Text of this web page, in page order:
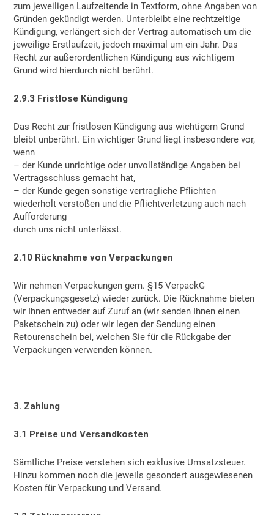
zum jeweiligen Laufzeitende in Textform, ohne Angaben von
Gründen gekündigt werden. Unterbleibt eine rechtzeitige
Kündigung, verlängert sich der Vertrag automatisch um die
jeweilige Erstlaufzeit, jedoch maximal um ein Jahr. Das
Recht zur außerordentlichen Kündigung aus wichtigem
Grund wird hierdurch nicht berührt.
2.9.3 Fristlose Kündigung
Das Recht zur fristlosen Kündigung aus wichtigem Grund
bleibt unberührt. Ein wichtiger Grund liegt insbesondere vor,
wenn
– der Kunde unrichtige oder unvollständige Angaben bei
Vertragsschluss gemacht hat,
– der Kunde gegen sonstige vertragliche Pflichten
wiederholt verstoßen und die Pflichtverletzung auch nach
Aufforderung
durch uns nicht unterlässt.
2.10 Rücknahme von Verpackungen
Wir nehmen Verpackungen gem. §15 VerpackG
(Verpackungsgesetz) wieder zurück. Die Rücknahme bieten
wir Ihnen entweder auf Zuruf an (wir senden Ihnen einen
Paketschein zu) oder wir legen der Sendung einen
Retourenschein bei, welchen Sie für die Rückgabe der
Verpackungen verwenden können.
3. Zahlung
3.1 Preise und Versandkosten
Sämtliche Preise verstehen sich exklusive Umsatzsteuer.
Hinzu kommen noch die jeweils gesondert ausgewiesenen
Kosten für Verpackung und Versand.